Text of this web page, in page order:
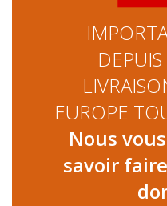
EUROPE
Nous
savoir